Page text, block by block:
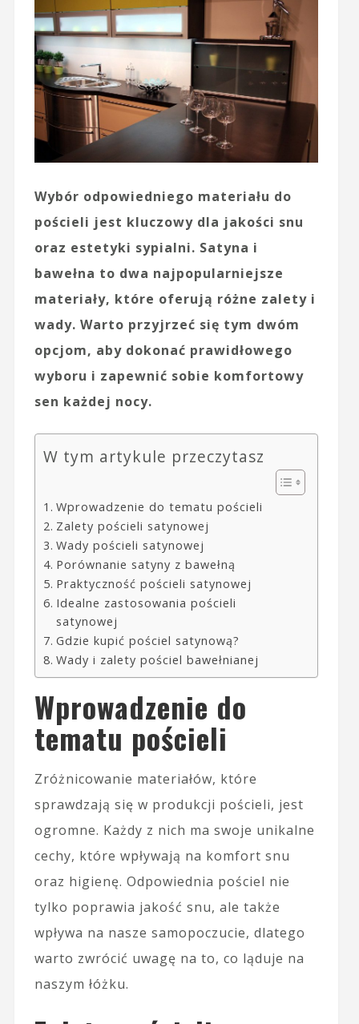
Wybór odpowiedniego materiału do
pościeli jest kluczowy dla jakości snu
oraz estetyki sypialni. Satyna i
bawełna to dwa najpopularniejsze
materiały, które oferują różne zalety i
wady. Warto przyjrzeć się tym dwóm
opcjom, aby dokonać prawidłowego
wyboru i zapewnić sobie komfortowy
sen każdej nocy.
W tym artykule przeczytasz
Wprowadzenie do tematu pościeli
Zalety pościeli satynowej
Wady pościeli satynowej
Porównanie satyny z bawełną
Praktyczność pościeli satynowej
Idealne zastosowania pościeli
satynowej
Gdzie kupić pościel satynową?
Wady i zalety pościel bawełnianej
Wprowadzenie do
tematu pościeli
Zróżnicowanie materiałów, które
sprawdzają się w produkcji pościeli, jest
ogromne. Każdy z nich ma swoje unikalne
cechy, które wpływają na komfort snu
oraz higienę. Odpowiednia pościel nie
tylko poprawia jakość snu, ale także
wpływa na nasze samopoczucie, dlatego
warto zwrócić uwagę na to, co ląduje na
naszym łóżku.